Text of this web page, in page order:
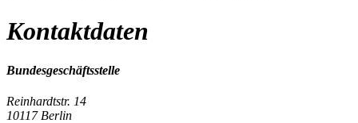
Kontaktdaten
Bundesgeschäftsstelle
Reinhardtstr. 14
10117 Berlin